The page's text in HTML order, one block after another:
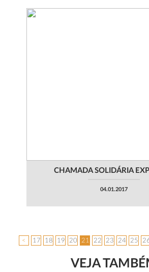
CHAMADA SOLIDÁRIA
04.01.2017
< 17 18 19 20 21 22 23 24 25
VEJA